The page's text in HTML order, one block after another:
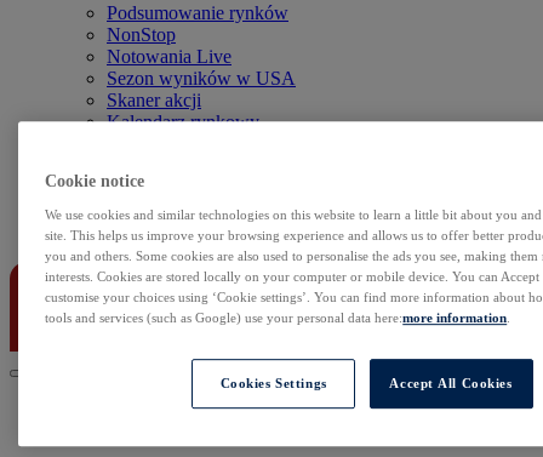
Podsumowanie rynków
NonStop
Notowania Live
Sezon wyników w USA
Skaner akcji
Kalendarz rynkowy
Rolowania
Kontakt
Cookie notice
We use cookies and similar technologies on this website to learn a little bit about you
site. This helps us improve your browsing experience and allows us to offer better
you and others. Some cookies are also used to personalise the ads you see, making
interests. Cookies are stored locally on your computer or mobile device. You can
customise your choices using ‘Cookie settings’. You can find more information about
tools and services (such as Google) use your personal data here:more information.
Cookies Settings Accept All Cookies